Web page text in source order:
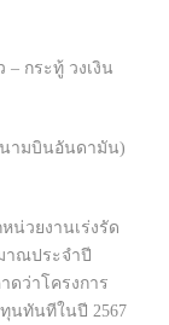
– กระทู้ วงเงิน
ามบินอันดามัน)
น่วยงานเร่งรัด
าณประจำปี
ดว่าโครงการ
นทันทีในปี 2567